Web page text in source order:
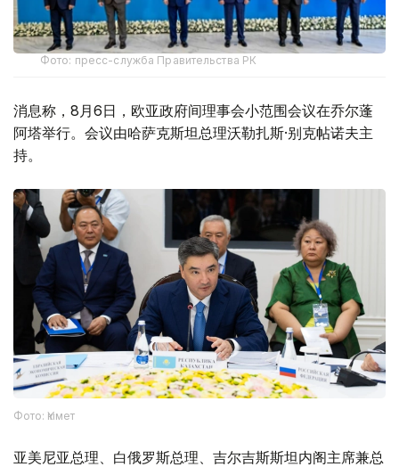
Фото: пресс-служба Правительства РК
消息称，8月6日，欧亚政府间理事会小范围会议在乔尔蓬
阿塔举行。会议由哈萨克斯坦总理沃勒扎斯·别克帖诺夫主
持。
Фото: Үкімет
亚美尼亚总理、白俄罗斯总理、吉尔吉斯斯坦内阁主席兼总